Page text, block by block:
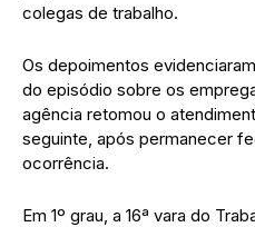
colegas de trabalho.
Os depoimentos
do episódio sobre os
agência retomou o
seguinte, após permanecer
ocorrência.
Em 1º grau, a 16ª vara do